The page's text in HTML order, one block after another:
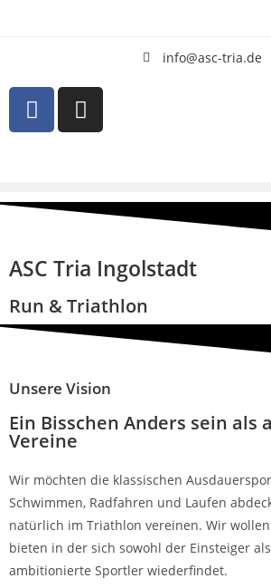
info@asc-tria.de
ASC Tria Ingolstadt
Run & Triathlon
Unsere Vision
Ein Bisschen Anders sein als
Vereine
Wir möchten die klassischen
Schwimmen, Radfahren und Laufen
natürlich im Triathlon vereinen. Wir
bieten in der sich sowohl der Einsteiger
ambitionierte Sportler wiederfindet.